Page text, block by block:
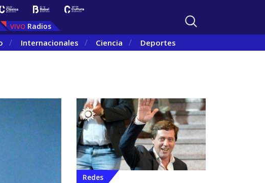
Radios
Internacionales Ciencia Deportes
Redes